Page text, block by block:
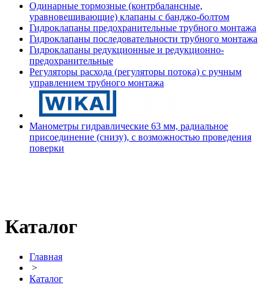
Одинарные тормозные (контрбалансные,
уравновешивающие) клапаны с банджо-болтом
Гидроклапаны предохранительные трубного монтажа
Гидроклапаны последовательности трубного монтажа
Гидроклапаны редукционные и редукционно-
предохранительные
Регуляторы расхода (регуляторы потока) с ручным
управлением трубного монтажа
Манометры гидравлические 63 мм, радиальное
присоединение (снизу), с возможностью проведения
поверки
Каталог
Главная
>
Каталог